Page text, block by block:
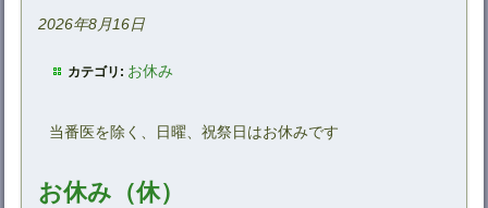
2026年8月16日
カテゴリ: お休み
当番医を除く、日曜、祝祭日はお休みです
お休み（休）